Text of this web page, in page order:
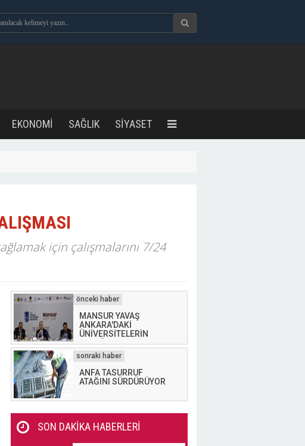
EKONOMİ SAĞLIK SİYASET
için çalışmalarını 7/24
MANSUR YAVAŞ
ANKARA'DAKİ
ÜNİVERSİTELERİN
REKTÖRLERİYLE
BULUŞTU
ANFA TASURRUF
ATAĞINI SÜRDÜRÜYOR
SON DAKİKA HABERLERİ